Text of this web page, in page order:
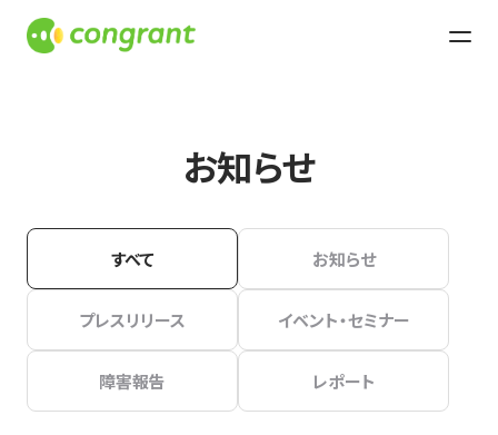
お知らせ
すべて お知らせ
プレスリリース イベント・セミナー
障害報告 レポート